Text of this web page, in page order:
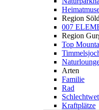
Region
007
Region
Top
Arten
Familie
Rad
Kraftplätze